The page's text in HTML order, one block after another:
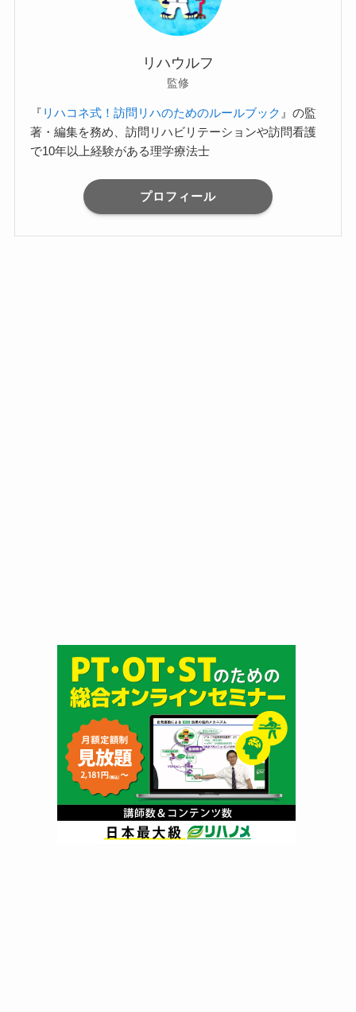
リハウルフ
監修
『 リハコネ式！訪問リハのためのルールブック 』の監
著・編集を務め、訪問リハビリテーションや訪問看護
で10年以上経験がある理学療法士
プロフィール